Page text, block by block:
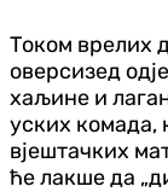
Током врелих
оверсизед
хаљине и
уских комада,
вјештачких
ће лакше да